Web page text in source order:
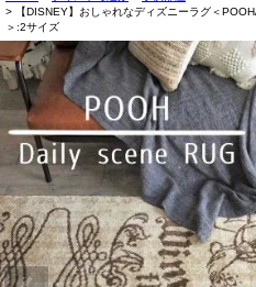
【DISNEY】おしゃれなディズニーラグ＜
＞:2サイズ